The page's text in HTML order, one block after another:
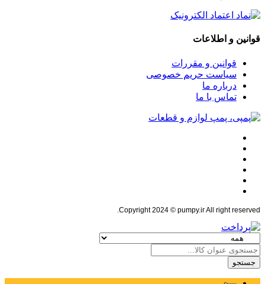
قوانین و اطلاعات
قوانین و مقررات
سیاست حریم خصوصی
درباره ما
تماس با ما
Copyright 2024 © pumpy.ir All right reserved.
جستجو